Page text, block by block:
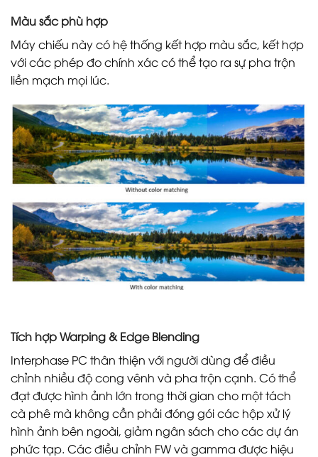
Màu sắc phù hợp
Máy chiếu này có hệ thống kết hợp màu sắc, kết hợp
với các phép đo chính xác có thể tạo ra sự pha trộn
liền mạch mọi lúc.
Tích hợp Warping & Edge Blending
Interphase PC thân thiện với người dùng để điều
chỉnh nhiều độ cong vênh và pha trộn cạnh. Có thể
đạt được hình ảnh lớn trong thời gian cho một tách
cà phê mà không cần phải đóng gói các hộp xử lý
hình ảnh bên ngoài, giảm ngân sách cho các dự án
phức tạp. Các điều chỉnh FW và gamma được hiệu